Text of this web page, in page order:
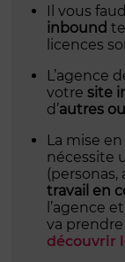
Il vous
inbound
licences
L’agence
votre site
d’autres
La mise
nécessite
travail en
l’agence
va
découvrir